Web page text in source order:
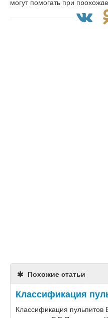
Похожие статьи
Классификация
Классификация